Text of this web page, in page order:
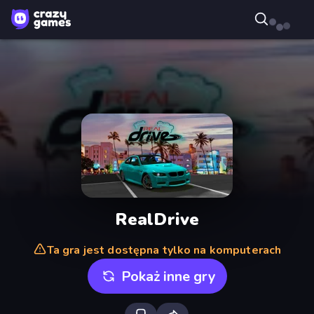
RealDrive
Ta gra jest dostępna tylko na komputerach
Pokaż inne gry